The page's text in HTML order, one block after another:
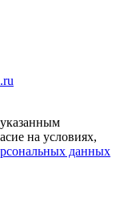
на условиях,
данных